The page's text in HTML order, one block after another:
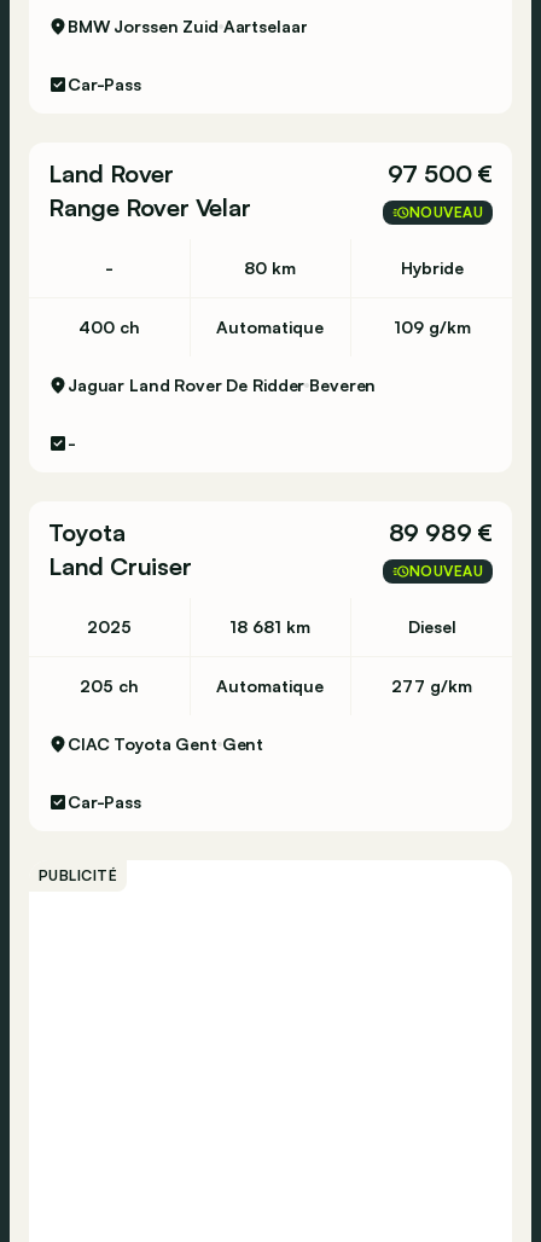
BMW Jorssen Zuid Aartselaar
Car-Pass
Land Rover
Range Rover Velar
97 500 €
NOUVEAU
- 80 km Hybride
400 ch Automatique 109 g/km
Jaguar Land Rover De Ridder Beveren
-
Toyota
Land Cruiser
89 989 €
NOUVEAU
2025 18 681 km Diesel
205 ch Automatique 277 g/km
CIAC Toyota Gent Gent
Car-Pass
PUBLICITÉ